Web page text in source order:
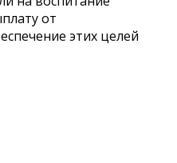
от
этих целей